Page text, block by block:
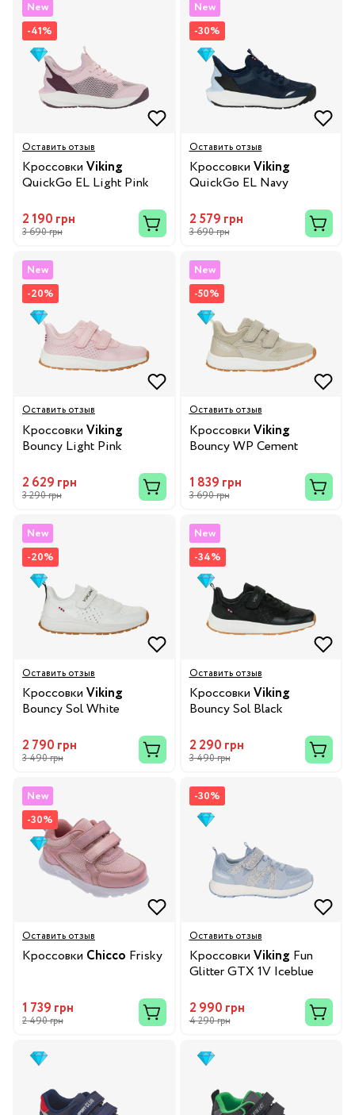
New
-41%
Оставить отзыв
Кроссовки Viking
QuickGo EL Light Pink
2 190 грн
3 690 грн
New
-30%
Оставить отзыв
Кроссовки Viking
QuickGo EL Navy
2 579 грн
3 690 грн
New
-20%
Оставить отзыв
Кроссовки Viking
Bouncy Light Pink
2 629 грн
3 290 грн
New
-50%
Оставить отзыв
Кроссовки Viking
Bouncy WP Cement
1 839 грн
3 690 грн
New
-20%
Оставить отзыв
Кроссовки Viking
Bouncy Sol White
2 790 грн
3 490 грн
New
-34%
Оставить отзыв
Кроссовки Viking
Bouncy Sol Black
2 290 грн
3 490 грн
New
-30%
Оставить отзыв
Кроссовки Chicco Frisky
1 739 грн
2 490 грн
-30%
Оставить отзыв
Кроссовки Viking Fun
Glitter GTX 1V Iceblue
2 990 грн
4 290 грн